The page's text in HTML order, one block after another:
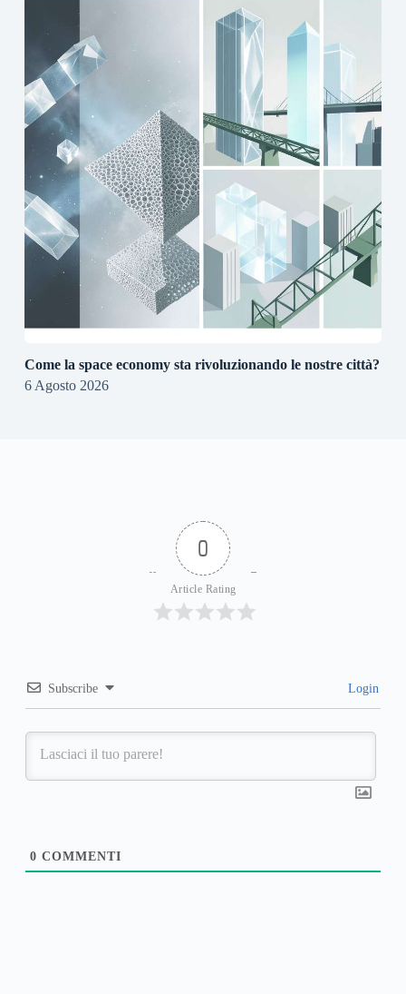
Come la space economy sta rivoluzionando le nostre città?
6 Agosto 2026
0
Article Rating
Subscribe Login
0 COMMENTI